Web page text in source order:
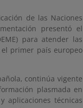
de las Naciones
presentó el
para atender las
el primer país europeo
continúa vigente
plasmada en
aplicaciones técnicas